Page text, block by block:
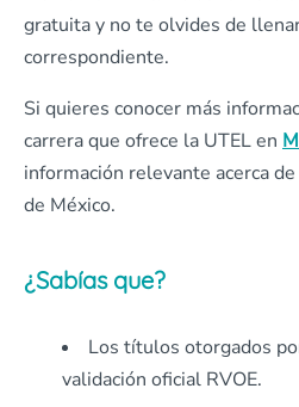
gratuita y no te olvides de
correspondiente.
Si quieres conocer más
carrera que ofrece la UTEL en
información relevante acerca
de México.
¿Sabías que?
Los títulos otorgados
validación oficial RVOE.